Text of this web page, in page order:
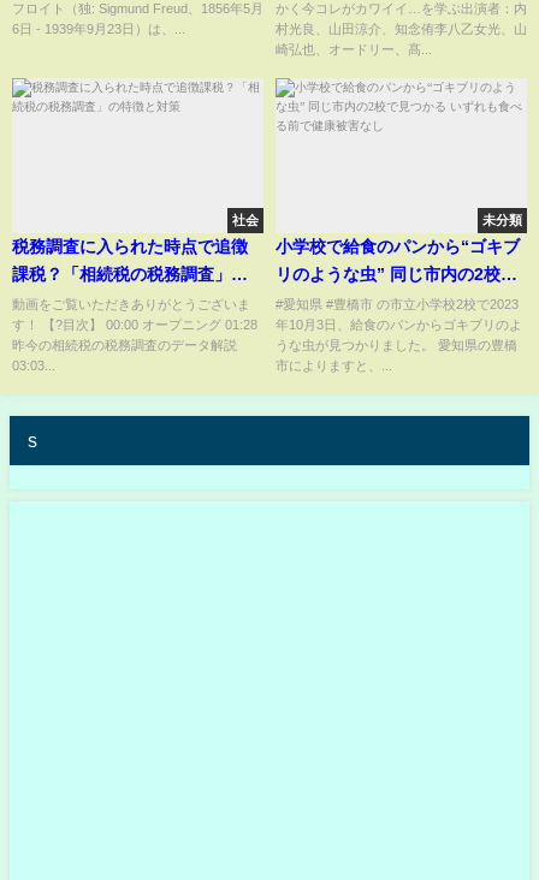
中から生まれるのです】#教育
フロイト（独: Sigmund Freud、1856年5月
6日 - 1939年9月23日）は、...
かく今コレがカワイイ…を学ぶ出演者：内
村光良、山田涼介、知念侑李八乙女光、山
崎弘也、オードリー、髙...
社会
税務調査に入られた時点で追徴
課税？「相続税の税務調査」の
特徴と対策
動画をご覧いただきありがとうございま
す！ 【?目次】 00:00​ オープニング 01:28
昨今の相続税の税務調査のデータ解説
03:03...
未分類
小学校で給食のパンから“ゴキブ
リのような虫” 同じ市内の2校で
見つかる いずれも食べる前で健
康被害なし
#愛知県 #豊橋市 の市立小学校2校で2023
年10月3日、給食のパンからゴキブリのよ
うな虫が見つかりました。 愛知県の豊橋
市によりますと、...
s